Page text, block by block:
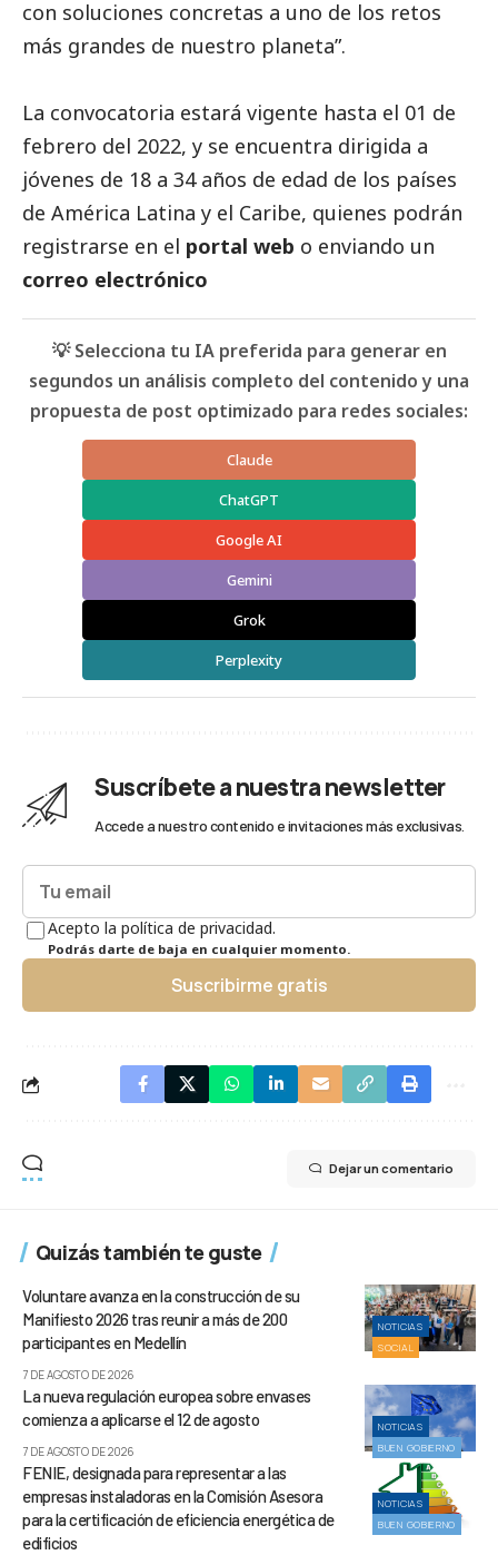
con soluciones concretas a uno de los retos
más grandes de nuestro planeta”.
La convocatoria estará vigente hasta el 01 de
febrero del 2022, y se encuentra dirigida a
jóvenes de 18 a 34 años de edad de los países
de América Latina y el Caribe, quienes podrán
registrarse en el portal web o enviando un
correo electrónico
💡 Selecciona tu IA preferida para generar en
segundos un análisis completo del contenido y una
propuesta de post optimizado para redes sociales:
Claude
ChatGPT
Google AI
Gemini
Grok
Perplexity
Suscríbete a nuestra newsletter
Accede a nuestro contenido e invitaciones más exclusivas.
Acepto la política de privacidad.
Podrás darte de baja en cualquier momento.
Suscribirme gratis
Dejar un comentario
Quizás también te guste
NOTICIAS
SOCIAL
Voluntare avanza en la construcción de su
Manifiesto 2026 tras reunir a más de 200
participantes en Medellín
7 DE AGOSTO DE 2026
NOTICIAS
BUEN GOBIERNO
La nueva regulación europea sobre envases
comienza a aplicarse el 12 de agosto
7 DE AGOSTO DE 2026
NOTICIAS
BUEN GOBIERNO
FENIE, designada para representar a las
empresas instaladoras en la Comisión Asesora
para la certificación de eficiencia energética de
edificios